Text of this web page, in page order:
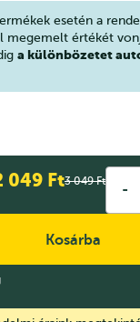
esetén a
megemelt értékét
a különbözetet
3 049Ft
049 Ft -
Kosárba